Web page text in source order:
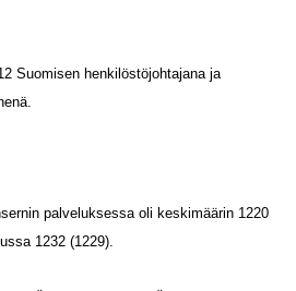
Suomisen henkilöstöjohtajana ja
palveluksessa oli keskimäärin 1220
1232 (1229).